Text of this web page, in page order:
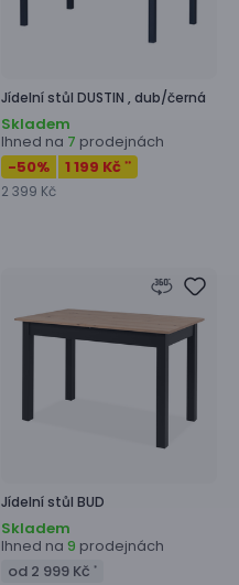
Jídelní stůl DUSTIN , dub/černá
Skladem
Ihned na 7 prodejnách
-50% 1 199 Kč **
2 399 Kč
Jídelní stůl BUD
Skladem
Ihned na 9 prodejnách
od 2 999 Kč *